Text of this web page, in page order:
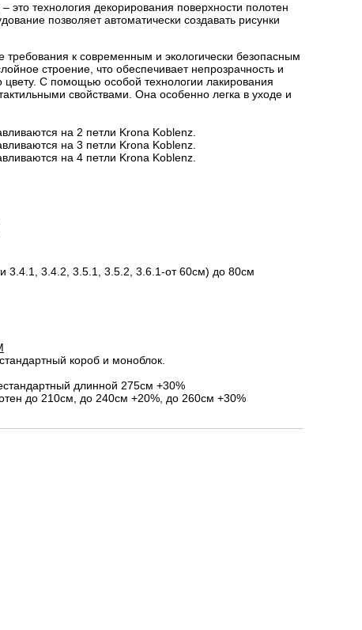
технология декорирования поверхности полотен
позволяет автоматически создавать рисунки
к современным и экологически безопасным
строение, что обеспечивает непрозрачность и
С помощью особой технологии лакирования
свойствами. Она особенно легка в уходе и
на 2 петли Krona Koblenz.
на 3 петли Krona Koblenz.
на 4 петли Krona Koblenz.
3.4.1, 3.4.2, 3.5.1, 3.5.2, 3.6.1-от 60см) до 80см
короб и моноблок.
длинной 275см +30%
до 210см, до 240см +20%, до 260см +30%